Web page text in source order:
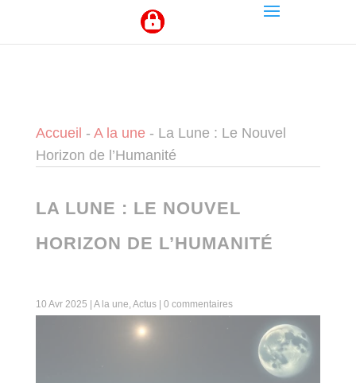
Accueil - A la une - La Lune : Le Nouvel
Horizon de l’Humanité
LA LUNE : LE NOUVEL
HORIZON DE L’HUMANITÉ
10 Avr 2025 A la une, Actus| 0 commentaires
Panneau de gestion des cookies